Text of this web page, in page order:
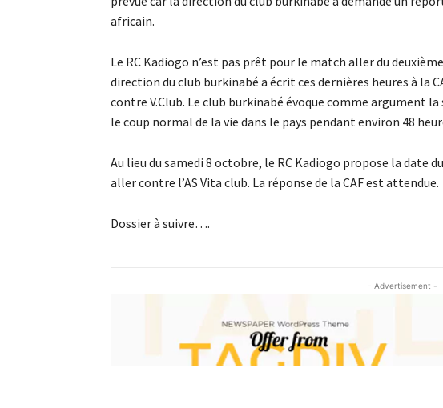
africain.
Le RC Kadiogo n’est pas prêt pour le match aller du
direction du club burkinabé a écrit ces dernières heures à la
contre V.Club. Le club burkinabé évoque comme argument
le coup normal de la vie dans le pays pendant environ 48
Au lieu du samedi 8 octobre, le RC Kadiogo propose la date
aller contre l’AS Vita club. La réponse de la CAF est attendue.
Dossier à suivre….
- Advertisement -